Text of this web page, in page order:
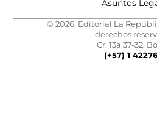
Asuntos
© 2026, Editorial La
derechos
Cr. 13a 37-32,
(+57) 1